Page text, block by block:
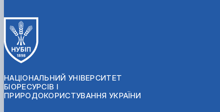
НАЦІОНАЛЬНИЙ УНІВЕРСИТЕТ
БІОРЕСУРСІВ І
ПРИРОДОКОРИСТУВАННЯ УКРАЇНИ